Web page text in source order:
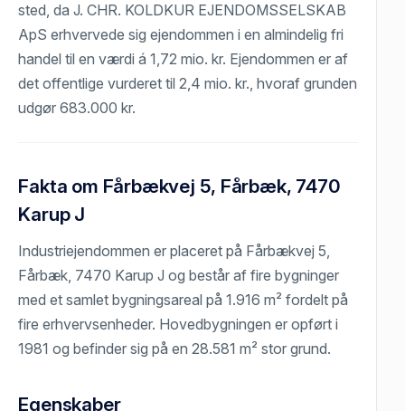
sted, da J. CHR. KOLDKUR EJENDOMSSELSKAB
ApS erhvervede sig ejendommen i en almindelig fri
handel til en værdi á 1,72 mio. kr. Ejendommen er af
det offentlige vurderet til 2,4 mio. kr., hvoraf grunden
udgør 683.000 kr.
Fakta om Fårbækvej 5, Fårbæk, 7470
Karup J
Industriejendommen er placeret på Fårbækvej 5,
Fårbæk, 7470 Karup J og består af fire bygninger
med et samlet bygningsareal på 1.916 m² fordelt på
fire erhvervsenheder. Hovedbygningen er opført i
1981 og befinder sig på en 28.581 m² stor grund.
Egenskaber